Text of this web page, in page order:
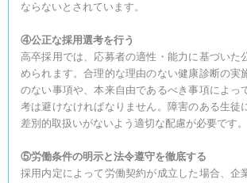
ならないとされています。
④公正な採用選考を行う
高卒採用では、応募者の適性・能力に基づいた
められます。合理的な理由のない健康診断の実
のない事項や、本来自由であるべき事項によっ
考は避けなければなりません。障害のある生徒
差別的取扱いがないよう適切な配慮が必要です。
⑤労働条件の明示と法令遵守を徹底する
採用内定によって労働契約が成立した場合、企